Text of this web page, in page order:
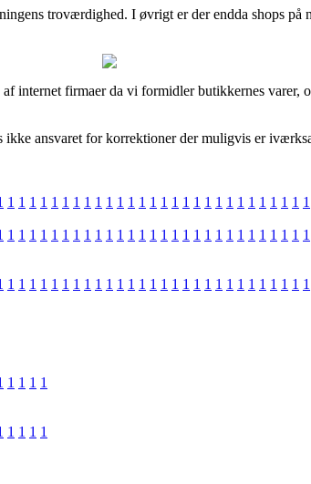
troværdighed. I øvrigt er der endda shops
internet firmaer da vi formidler butikkernes
ansvaret for korrektioner der muligvis er
1 1 1 1 1 1 1 1 1 1 1 1 1 1 1 1 1 1 1 1 1 1 1 1 1 1 1 1
1 1 1 1 1 1 1 1 1 1 1 1 1 1 1 1 1 1 1 1 1 1 1 1 1 1 1 1
1 1 1 1 1 1 1 1 1 1 1 1 1 1 1 1 1 1 1 1 1 1 1 1 1 1 1 1
1 1 1 1
1 1 1 1